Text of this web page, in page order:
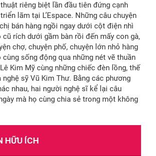
riêng biệt lần đầu tiên đứng cạnh
lãm tại L’Espace. Những câu chuyện
bán hàng ngồi ngay dưới cột điện nhì
cũ rích dưới gầm bàn rồi đến mấy con gà,
chợ, chuyện phố, chuyện lớn nhỏ hàng
cùng sống động qua những nét vẽ thuần
Kim Mỹ cùng những chiếc đèn lồng, thế
sỹ Vũ Kim Thư. Bằng các phương
nhau, hai người nghệ sĩ kể lại câu
mà họ cùng chia sẻ trong một không
HỮU ÍCH